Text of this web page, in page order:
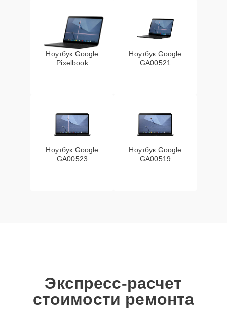
Ноутбук Google
Pixelbook
Ноутбук Google
GA00521
Ноутбук Google
GA00523
Ноутбук Google
GA00519
Экспресс-расчет
стоимости ремонта